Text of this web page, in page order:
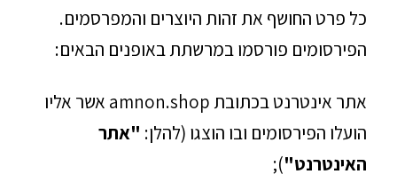
כל פרט החושף את זהות היוצרים והמפרסמים.
הפירסומים פורסמו במרשתת באופנים הבאים:
אתר אינטרנט בכתובת amnon.shop אשר אליו
הועלו הפירסומים ובו הוצגו (להלן: "אתר
האינטרנט");